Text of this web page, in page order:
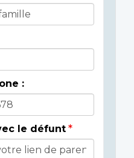
:
le défunt